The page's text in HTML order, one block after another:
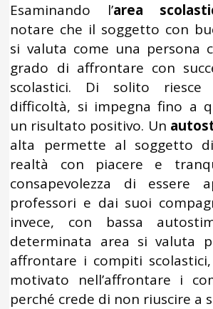
Esaminando l’area
notare che il soggetto con
si valuta come una persona
grado di affrontare con
scolastici. Di solito riesce
difficoltà, si impegna fino a
un risultato positivo. Un
alta permette al soggetto
realtà con piacere e
consapevolezza di essere
professori e dai suoi
invece, con bassa
determinata area si valuta
affrontare i compiti
motivato nell’affrontare i
perché crede di non riuscire a